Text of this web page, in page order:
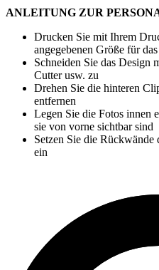
ANLEITUNG ZUR
Drucken Sie mit Ihrem
angegebenen Größe für
Schneiden Sie das Design
Cutter usw. zu
Drehen Sie die hinteren
entfernen
Legen Sie die Fotos innen
sie von vorne sichtbar sind
Setzen Sie die
ein